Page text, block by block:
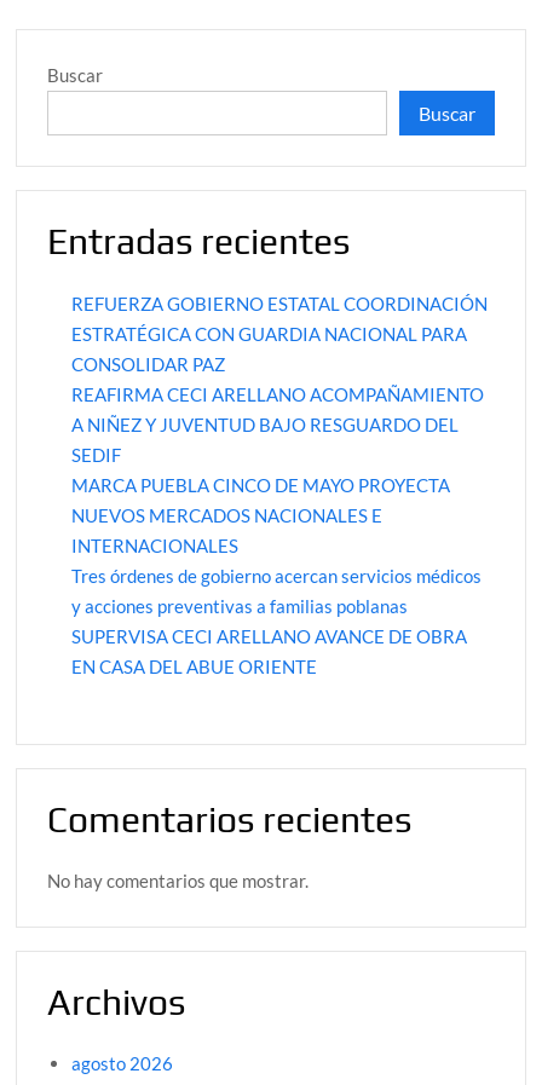
Buscar
Buscar
Entradas recientes
REFUERZA GOBIERNO ESTATAL COORDINACIÓN
ESTRATÉGICA CON GUARDIA NACIONAL PARA
CONSOLIDAR PAZ
REAFIRMA CECI ARELLANO ACOMPAÑAMIENTO
A NIÑEZ Y JUVENTUD BAJO RESGUARDO DEL
SEDIF
MARCA PUEBLA CINCO DE MAYO PROYECTA
NUEVOS MERCADOS NACIONALES E
INTERNACIONALES
Tres órdenes de gobierno acercan servicios médicos
y acciones preventivas a familias poblanas
SUPERVISA CECI ARELLANO AVANCE DE OBRA
EN CASA DEL ABUE ORIENTE
Comentarios recientes
No hay comentarios que mostrar.
Archivos
agosto 2026